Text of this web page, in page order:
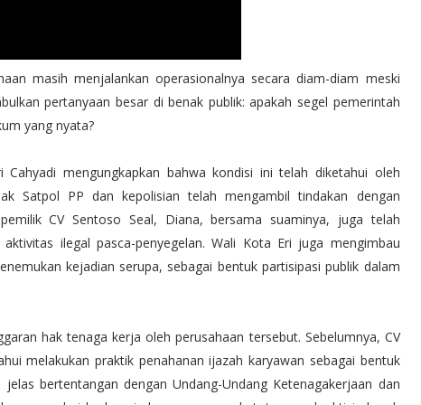
masih menjalankan operasionalnya secara diam-diam meski
pertanyaan besar di benak publik: apakah segel pemerintah
yang nyata?
mengungkapkan bahwa kondisi ini telah diketahui oleh
Satpol PP dan kepolisian telah mengambil tindakan dengan
CV Sentoso Seal, Diana, bersama suaminya, juga telah
ilegal pasca-penyegelan. Wali Kota Eri juga mengimbau
kejadian serupa, sebagai bentuk partisipasi publik dalam
hak tenaga kerja oleh perusahaan tersebut. Sebelumnya, CV
melakukan praktik penahanan ijazah karyawan sebagai bentuk
bertentangan dengan Undang-Undang Ketenagakerjaan dan